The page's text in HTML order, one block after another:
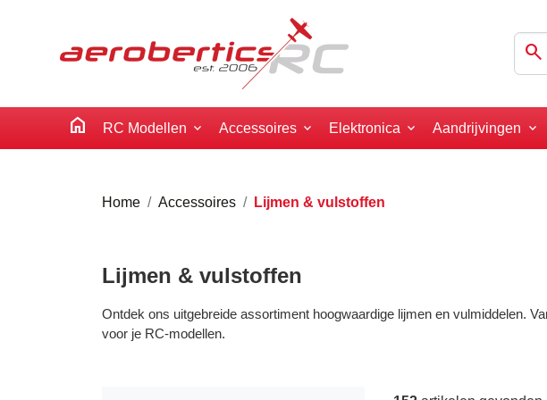
search
home RC Modellen Accessoires Elektronica Aandrijvingen
Home Accessoires Lijmen & vulstoffen
Lijmen & vulstoffen
Ontdek ons uitgebreide assortiment hoogwaardige lijmen en vulmiddelen.
voor je RC-modellen.